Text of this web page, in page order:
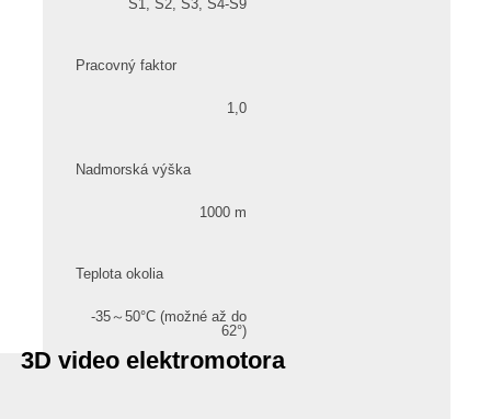
S1, S2, S3, S4-S9
Pracovný faktor
1,0
Nadmorská výška
1000 m
Teplota okolia
-35～50°C (možné až do
62°)
3D video elektromotora